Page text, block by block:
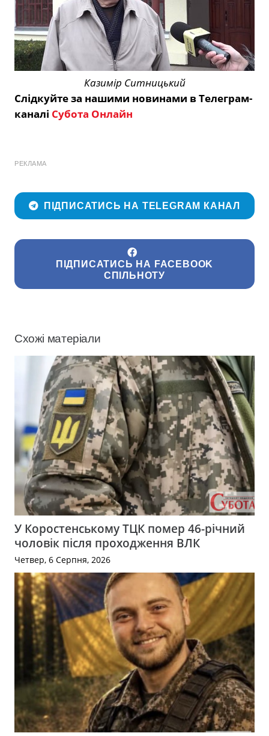
Казимір Ситницький
Слідкуйте за нашими новинами в Телеграм-
каналі Субота Онлайн
РЕКЛАМА
ПІДПИСАТИСЬ НА TELEGRAM КАНАЛ
ПІДПИСАТИСЬ НА FACEBOOK
СПІЛЬНОТУ
Схожі матеріали
У Коростенському ТЦК помер 46-річний
чоловік після проходження ВЛК
Четвер, 6 Серпня, 2026